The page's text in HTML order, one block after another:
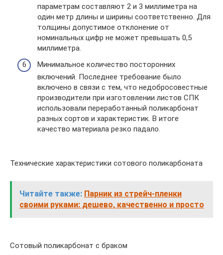
параметрам составляют 2 и 3 миллиметра на
один метр длины и ширины соответственно. Для
толщины допустимое отклонение от
номинальных цифр не может превышать 0,5
миллиметра.
Минимальное количество посторонних
включений. Последнее требование было
включено в связи с тем, что недобросовестные
производители при изготовлении листов СПК
использовали переработанный поликарбонат
разных сортов и характеристик. В итоге
качество материала резко падало.
Технические характеристики сотового поликарбоната
Читайте также: Парник из стрейч-пленки
своими руками: дешево, качественно и просто
Сотовый поликарбонат с браком